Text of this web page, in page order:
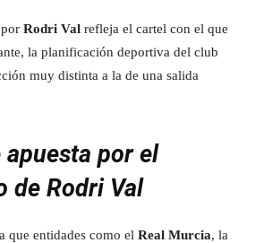
Rodri Val refleja el cartel con el que
la planificación deportiva del club
muy distinta a la de una salida
apuesta por el
de Rodri Val
que entidades como el Real Murcia, la